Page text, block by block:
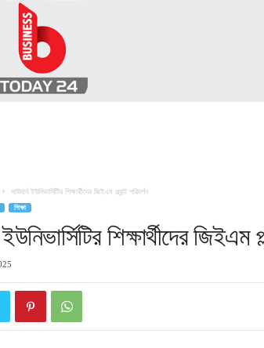
সাউদার্ন ইউনিভার্সিটির শিক্ষার্থীদের জিইএম প্ল্যান্ট পরিদর্শন
শিক্ষা
শিক্ষার্থীদের জিইএম